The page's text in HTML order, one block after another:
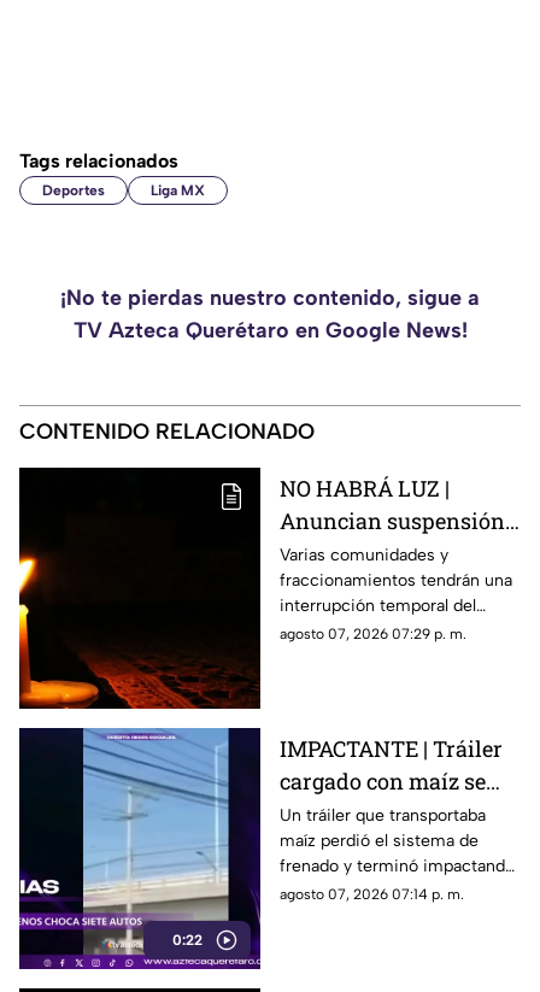
Tags relacionados
Deportes Liga MX
¡No te pierdas nuestro contenido, sigue a
TV Azteca Querétaro en Google News!
CONTENIDO RELACIONADO
NO HABRÁ LUZ |
Anuncian suspensión
del suministro eléctrico
en Querétaro; estás
serán las zonas
afectadas
Varias comunidades y
fraccionamientos tendrán una
interrupción temporal del
servicio eléctrico durante
agosto 07, 2026 07:29 p. m.
0:22
IMPACTANTE | Tráiler
cargado con maíz se
queda sin frenos y
embiste a siete
vehículos
Un tráiler que transportaba
maíz perdió el sistema de
frenado y terminó impactando
a siete vehículos que
agosto 07, 2026 07:14 p. m.